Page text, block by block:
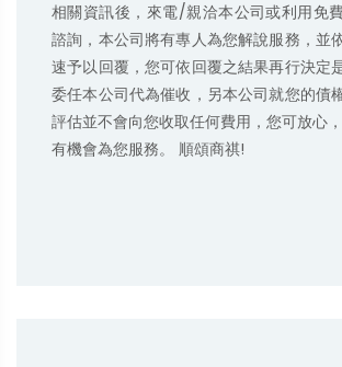
相關資訊後，來電/親洽本公司或利用免
諮詢，本公司將有專人為您解說服務，並
速予以回覆，您可依回覆之結果再行決定
委任本公司代為催收，另本公司就您的債
評估並不會向您收取任何費用，您可放心
有機會為您服務。 順頌商祺!